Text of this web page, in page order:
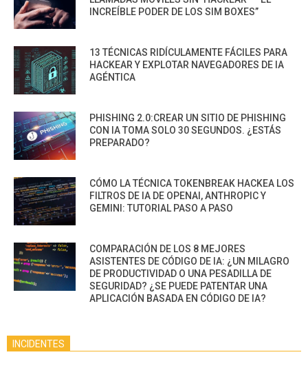
INCREÍBLE PODER DE LOS SIM BOXES”
13 TÉCNICAS RIDÍCULAMENTE FÁCILES PARA
HACKEAR Y EXPLOTAR NAVEGADORES DE IA
AGÉNTICA
PHISHING 2.0:CREAR UN SITIO DE PHISHING
CON IA TOMA SOLO 30 SEGUNDOS. ¿ESTÁS
PREPARADO?
CÓMO LA TÉCNICA TOKENBREAK HACKEA LOS
FILTROS DE IA DE OPENAI, ANTHROPIC Y
GEMINI: TUTORIAL PASO A PASO
COMPARACIÓN DE LOS 8 MEJORES
ASISTENTES DE CÓDIGO DE IA: ¿UN MILAGRO
DE PRODUCTIVIDAD O UNA PESADILLA DE
SEGURIDAD? ¿SE PUEDE PATENTAR UNA
APLICACIÓN BASADA EN CÓDIGO DE IA?
INCIDENTES